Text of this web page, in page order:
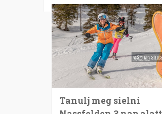
Tanulj meg síelni